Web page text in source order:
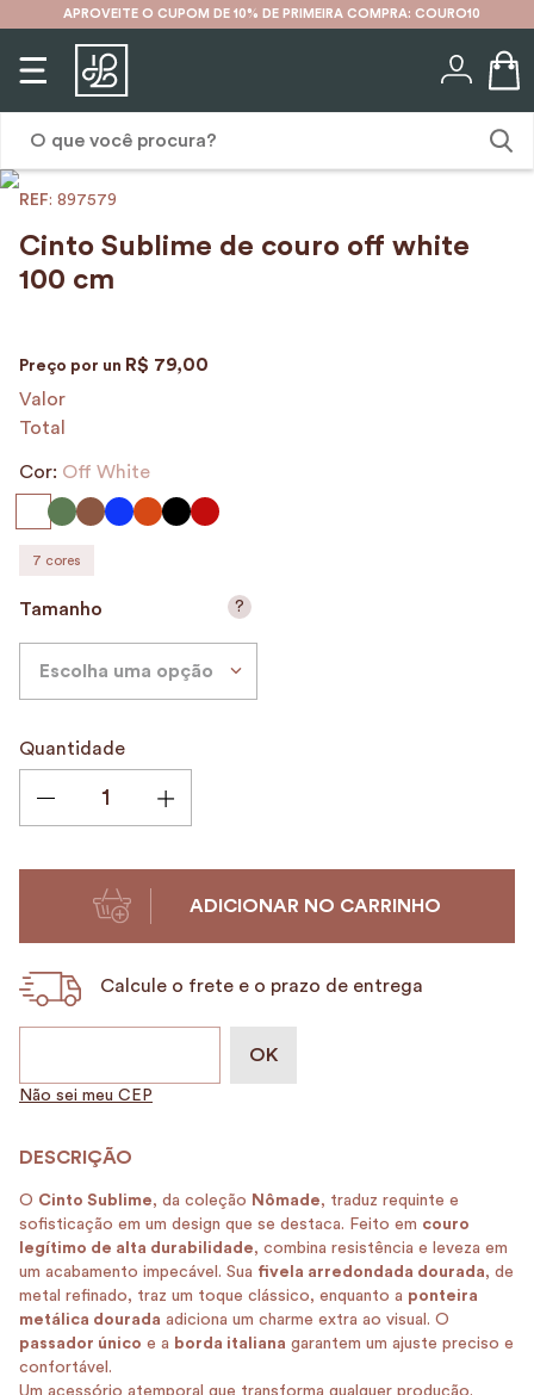
APROVEITE O CUPOM DE 10% DE PRIMEIRA COMPRA: COURO10
: 897579
Cinto Sublime de couro off white
100 cm
Preço por un R$ 79,00
Valor
Total
Cor: Off White
7 cores
Tamanho
Escolha uma opção
?
Quantidade
ADICIONAR NO CARRINHO
Calcule o frete e o prazo de entrega
Não sei meu CEP
O Cinto Sublime, da coleção Nômade, traduz requinte e
sofisticação em um design que se destaca. Feito em couro
legítimo de alta durabilidade, combina resistência e leveza em
um acabamento impecável. Sua fivela arredondada dourada, de
metal refinado, traz um toque clássico, enquanto a ponteira
metálica dourada adiciona um charme extra ao visual. O
passador único e a borda italiana garantem um ajuste preciso e
confortável.
Um acessório atemporal que transforma qualquer produção.
karina
2º
mochila
5º
6º
7 º
nécessaire
8º
carteira
9º
10º porta vinhos